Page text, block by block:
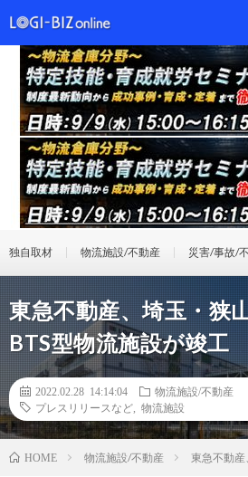
独自取材 物流施設/不動産 災害/事故/
東急不動産、埼玉・狭
BTS型物流施設が竣工
2022.02.28 14:14:04
物流施設/不動産
プレスリリースなど
物流施設
HOME 物流施設/不動産 東急不動